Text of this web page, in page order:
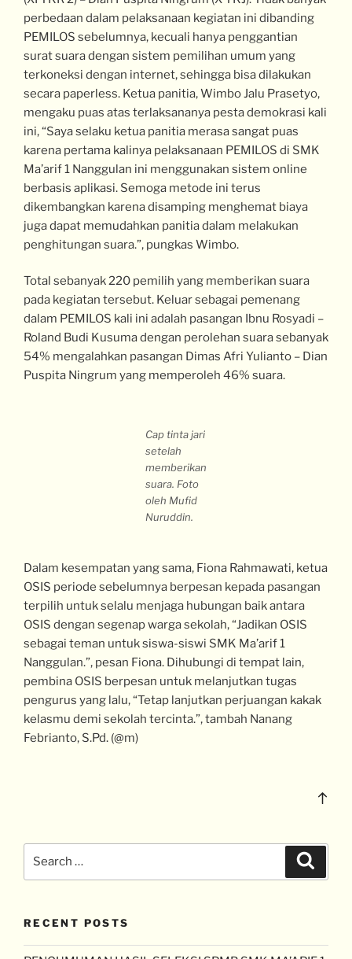
perbedaan dalam pelaksanaan kegiatan ini dibanding
PEMILOS sebelumnya, kecuali hanya penggantian
surat suara dengan sistem pemilihan umum yang
terkoneksi dengan internet, sehingga bisa dilakukan
secara paperless. Ketua panitia, Wimbo Jalu Prasetyo,
mengaku puas atas terlaksananya pesta demokrasi kali
ini, “Saya selaku ketua panitia merasa sangat puas
karena pertama kalinya pelaksanaan PEMILOS di SMK
Ma’arif 1 Nanggulan ini menggunakan sistem online
berbasis aplikasi. Semoga metode ini terus
dikembangkan karena disamping menghemat biaya
juga dapat memudahkan panitia dalam melakukan
penghitungan suara.”, pungkas Wimbo.
Total sebanyak 220 pemilih yang memberikan suara
pada kegiatan tersebut. Keluar sebagai pemenang
dalam PEMILOS kali ini adalah pasangan Ibnu Rosyadi –
Roland Budi Kusuma dengan perolehan suara sebanyak
54% mengalahkan pasangan Dimas Afri Yulianto – Dian
Puspita Ningrum yang memperoleh 46% suara.
Cap tinta jari
setelah
memberikan
suara. Foto
oleh Mufid
Nuruddin.
Dalam kesempatan yang sama, Fiona Rahmawati, ketua
OSIS periode sebelumnya berpesan kepada pasangan
terpilih untuk selalu menjaga hubungan baik antara
OSIS dengan segenap warga sekolah, “Jadikan OSIS
sebagai teman untuk siswa-siswi SMK Ma’arif 1
Nanggulan.”, pesan Fiona. Dihubungi di tempat lain,
pembina OSIS berpesan untuk melanjutkan tugas
pengurus yang lalu, “Tetap lanjutkan perjuangan kakak
kelasmu demi sekolah tercinta.”, tambah Nanang
Febrianto, S.Pd. (@m)
RECENT POSTS